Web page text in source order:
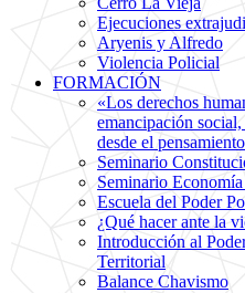
Ejecuciones
Aryenis y Alfredo
Violencia Policial
FORMACIÓN
«Los derechos
emancipación
desde el
Seminario
Seminario
Escuela del Poder
¿Qué hacer ante la
Introducción al
Territorial
Balance Chavismo